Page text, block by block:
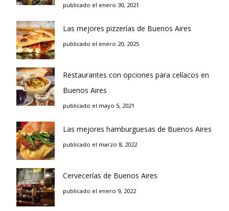
publicado el enero 30, 2021
Las mejores pizzerías de Buenos Aires
publicado el enero 20, 2025
Restaurantes con opciones para celíacos en
Buenos Aires
publicado el mayo 5, 2021
Las mejores hamburguesas de Buenos Aires
publicado el marzo 8, 2022
Cervecerías de Buenos Aires
publicado el enero 9, 2022